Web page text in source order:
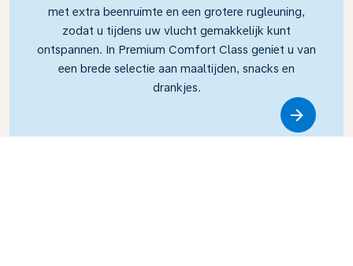
met extra beenruimte en een grotere rugleuning,
zodat u tijdens uw vlucht gemakkelijk kunt
ontspannen. In Premium Comfort Class geniet u van
een brede selectie aan maaltijden, snacks en
drankjes.